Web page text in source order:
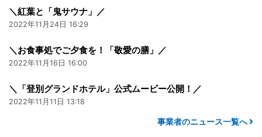
＼紅葉と「鬼サウナ」／
2022年11月24日 16:29
＼お食事処でご夕食を！「敬愛の膳」／
2022年11月16日 16:00
＼「登別グランドホテル」公式ムービー公開！／
2022年11月11日 13:18
事業者のニュース一覧へ